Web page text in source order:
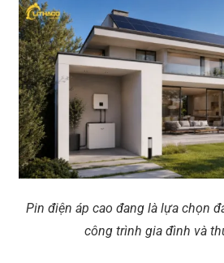
Pin điện áp cao đang là lựa chọn
công trình gia đình và